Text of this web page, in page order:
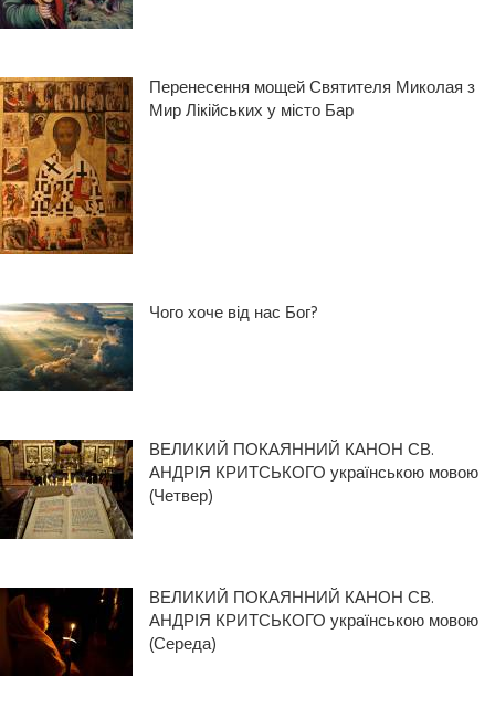
Перенесення мощей Святителя Миколая з
Мир Лікійських у місто Бар
Чого хоче від нас Бог?
ВЕЛИКИЙ ПОКАЯННИЙ КАНОН СВ.
АНДРІЯ КРИТСЬКОГО українською мовою
(Четвер)
ВЕЛИКИЙ ПОКАЯННИЙ КАНОН СВ.
АНДРІЯ КРИТСЬКОГО українською мовою
(Середа)